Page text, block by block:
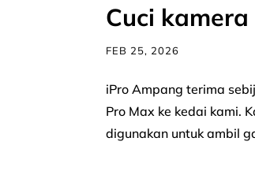
Cuci
FEB 25, 2026
iPro Ampang terima
Pro Max ke kedai kami.
digunakan untuk ambil